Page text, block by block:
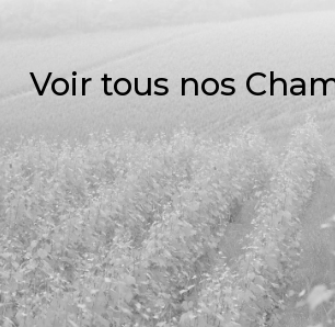
Voir tous nos